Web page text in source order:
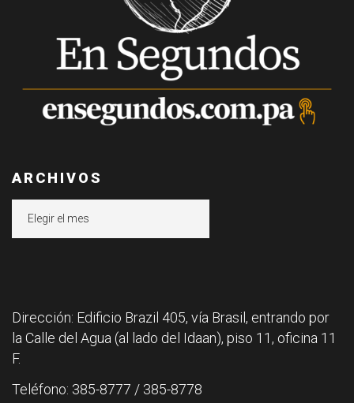
ARCHIVOS
Dirección: Edificio Brazil 405, vía Brasil, entrando por
la Calle del Agua (al lado del Idaan), piso 11, oficina 11
F.
Teléfono: 385-8777 / 385-8778